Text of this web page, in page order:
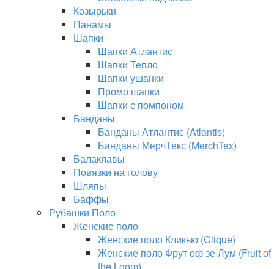
Козырьки
Панамы
Шапки
Шапки Атлантис
Шапки Тепло
Шапки ушанки
Промо шапки
Шапки с помпоном
Банданы
Банданы Атлантис (Atlantis)
Банданы МерчТекс (MerchTex)
Балаклавы
Повязки на голову
Шляпы
Баффы
Рубашки Поло
Женские поло
Женские поло Кликью (Clique)
Женские поло Фрут оф зе Лум (Fruit of